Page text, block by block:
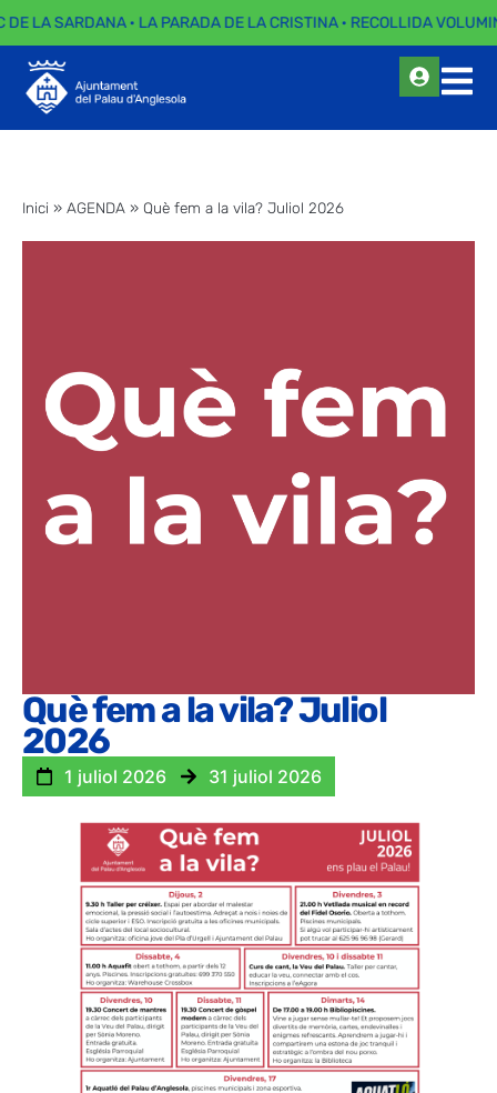
LA SARDANA · LA PARADA DE LA CRISTINA · RECOLLIDA
Inici » AGENDA » Què fem a la vila? Juliol 2026
Què fem a la vila? Juliol
2026
1 juliol 2026 31 juliol 2026